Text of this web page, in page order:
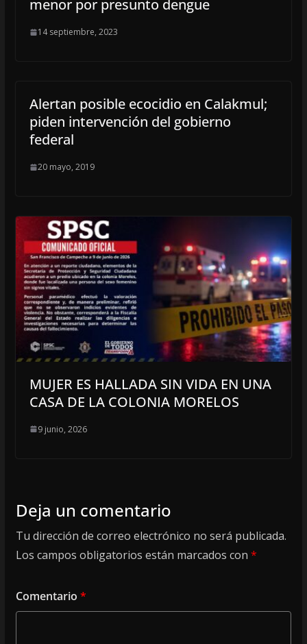
menor por presunto dengue
14 septiembre, 2023
Alertan posible ecocidio en Calakmul;
piden intervención del gobierno
federal
20 mayo, 2019
MUJER ES HALLADA SIN VIDA EN UNA
CASA DE LA COLONIA MORELOS
9 junio, 2026
Deja un comentario
Tu dirección de correo electrónico no será publicada.
Los campos obligatorios están marcados con *
Comentario *